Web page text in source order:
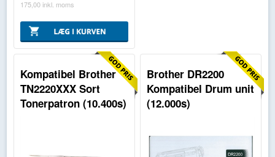
175,00 inkl. moms
Kompatibel Brother
TN2220XXX Sort
Tonerpatron (10.400s)
Brother DR2200
Kompatibel Drum unit
(12.000s)